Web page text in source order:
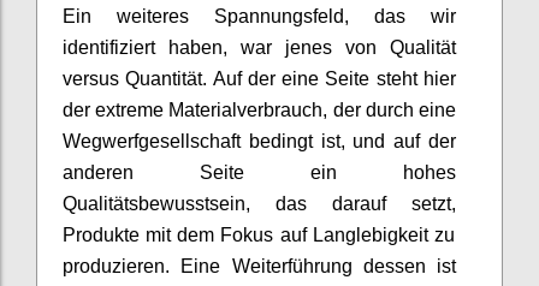
Ein weiteres Spannungsfeld,
das wir
identifiziert haben, war jenes von Qualität
versus Quantität. Auf der eine Seite steht hier
der extreme Materialverbrauch, der durch eine
Wegwerfgesellschaft bedingt ist, und auf der
anderen Seite ein hohes
Qualitätsbewusstsein, das darauf setzt,
Produkte mit dem Fokus auf Langlebigkeit zu
produzieren.
Eine Weiterführung dessen ist